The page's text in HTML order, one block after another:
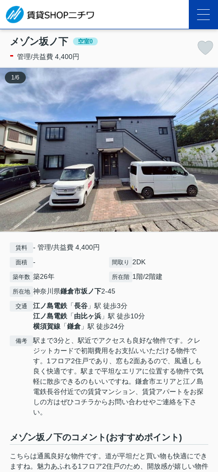
メゾン坂ノ下 空室0
- 管理/共益費 4,400円
1 /6
賃料 - 管理/共益費 4,400円
面積 - 間取り 2DK
築年数 築26年 所在階 1階/2階建
所在地 神奈川県鎌倉市坂ノ下2-45
交通 江ノ島電鉄 「長谷 」駅 徒歩3分
江ノ島電鉄 「由比ヶ浜 」駅 徒歩10分
横須賀線 「鎌倉 」駅 徒歩24分
備考
駅まで3分と、駅近でアクセスも良好な物件です。クレ
ジットカードで初期費用をお支払いいただける物件で
す。1フロア2住戸であり、窓も2面あるので、風通しも
良く快適です。駅まで平坦なエリアに位置する物件で気
軽に散歩できるのもいいですね。鎌倉市エリアと江ノ島
電鉄長谷付近での賃貸マンション、賃貸アパートをお探
しの方はぜひコチラからお問い合わせやご連絡を下さ
い。
メゾン坂ノ下のコメント(おすすめポイント)
こちらは通風良好な物件です。道が平坦だと買い物も快適にでき
ますね。魅力あふれる1フロア2住戸のため、開放感が嬉しい物件